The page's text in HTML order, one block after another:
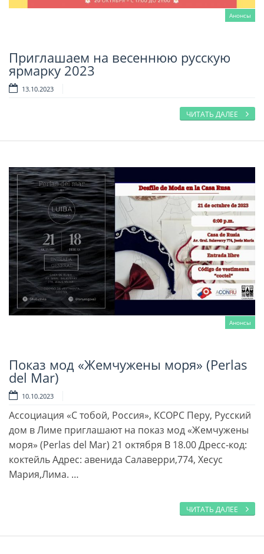
Анонсы
Читать далее
Приглашаем на весеннюю русскую
ярмарку 2023
13.10.2023
ЧИТАТЬ ДАЛЕЕ
Анонсы
Читать далее
Показ мод «Жемчужены моря» (Perlas
del Mar)
10.10.2023
Ассоциация «С тобой, Россия», КСОРС Перу, Русский
дом в Лиме приглашают на показ мод «Жемчужены
моря» (Perlas del Mar) 21 октября В 18.00 Дресс-код:
коктейль Адрес: авенида Салаверри,774, Хесус
Мария,Лима. …
ЧИТАТЬ ДАЛЕЕ